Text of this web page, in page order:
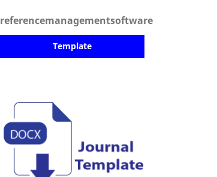
referencemanagementsoftware
Template